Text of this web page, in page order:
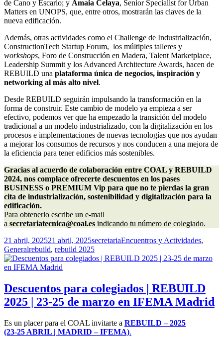
de Cano y Escario; y Amaia Celaya, Senior Specialist for Urban
Matters en UNOPS, que, entre otros, mostrarán las claves de la
nueva edificación.
Además, otras actividades como el Challenge de Industrialización,
ConstructionTech Startup Forum, los múltiples talleres y
workshops, Foro de Construcción en Madera, Talent Marketplace,
Leadership Summit y los Advanced Architecture Awards, hacen de
REBUILD una plataforma única de negocios, inspiración y
networking al más alto nivel.
Desde REBUILD seguirán impulsando la transformación en la
forma de construir. Este cambio de modelo ya empieza a ser
efectivo, podemos ver que ha empezado la transición del modelo
tradicional a un modelo industrializado, con la digitalización en los
procesos e implementaciones de nuevas tecnologías que nos ayudan
a mejorar los consumos de recursos y nos conducen a una mejora de
la eficiencia para tener edificios más sostenibles.
Gracias al acuerdo de colaboración entre COAL y REBUILD
2024, nos complace ofrecerte descuentos en los pases
BUSINESS o PREMIUM Vip para que no te pierdas la gran
cita de industrialización, sostenibilidad y digitalización para la
edificación.
Para obtenerlo escribe un e-mail
a secretariatecnica@coal.es indicando tu número de colegiado.
Publicado
el
21 abril, 202521 abril, 2025Autor
secretariaCategorías
Encuentros y Actividades,
GeneralEtiquetas
rebuild, rebuild 2025
Descuentos para colegiados | REBUILD
2025 | 23-25 de marzo en IFEMA Madrid
Es un placer para el COAL invitarte a REBUILD – 2025
(23-25 ABRIL | MADRID – IFEMA).